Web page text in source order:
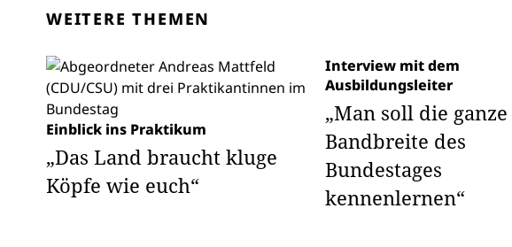
WEITERE THEMEN
Einblick ins Praktikum
„Das Land braucht kluge
Köpfe wie euch“
Interview mit dem
Ausbildungsleiter
„Man soll die ganze
Bandbreite des
Bundestages
kennenlernen“